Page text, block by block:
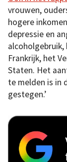
vrouwen,
hogere
depressie en
Frankrijk, het
Staten. Het
te melden is in
gestegen.’